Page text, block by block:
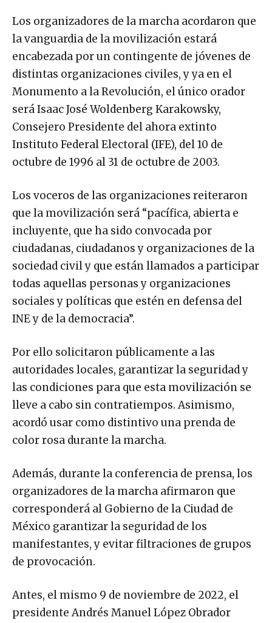
Los organizadores de la marcha acordaron que
la vanguardia de la movilización estará
encabezada por un contingente de jóvenes de
distintas organizaciones civiles, y ya en el
Monumento a la Revolución, el único orador
será Isaac José Woldenberg Karakowsky,
Consejero Presidente del ahora extinto
Instituto Federal Electoral (IFE), del 10 de
octubre de 1996 al 31 de octubre de 2003.
Los voceros de las organizaciones reiteraron
que la movilización será “pacífica, abierta e
incluyente, que ha sido convocada por
ciudadanas, ciudadanos y organizaciones de la
sociedad civil y que están llamados a participar
todas aquellas personas y organizaciones
sociales y políticas que estén en defensa del
INE y de la democracia”.
Por ello solicitaron públicamente a las
autoridades locales, garantizar la seguridad y
las condiciones para que esta movilización se
lleve a cabo sin contratiempos. Asimismo,
acordó usar como distintivo una prenda de
color rosa durante la marcha.
Además, durante la conferencia de prensa, los
organizadores de la marcha afirmaron que
corresponderá al Gobierno de la Ciudad de
México garantizar la seguridad de los
manifestantes, y evitar filtraciones de grupos
de provocación.
Antes, el mismo 9 de noviembre de 2022, el
presidente Andrés Manuel López Obrador